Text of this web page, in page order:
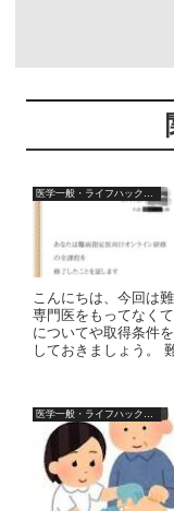
医学一般・ライフハック情報
こんにちは、今回は
専門医をもってなく
についてや取得条件
しておきましょう。
医学一般・ライフハック情報